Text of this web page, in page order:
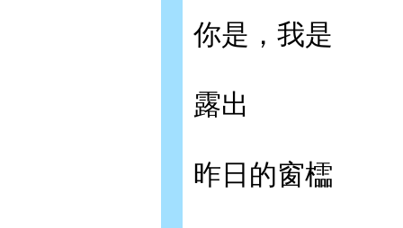
你是，我是
露出
昨日的窗櫺